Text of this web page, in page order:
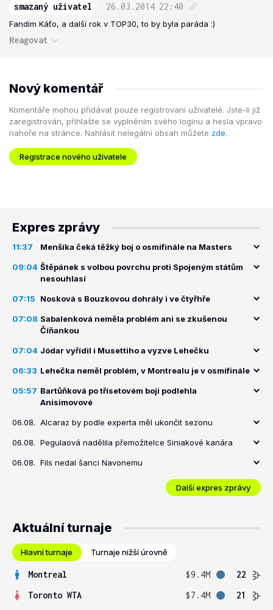
smazaný uživatel 26.03.2014 22:40
Fandim Káťo, a další rok v TOP30, to by byla paráda :)
Reagovat
Nový komentář
Komentáře mohou přidávat pouze registrovaní uživatelé. Jste-li již
zaregistrován, přihlašte se vyplněním svého loginu a hesla vpravo
nahoře na stránce. Nahlásit nelegální obsah můžete zde.
Registrace nového uživatele
Expres zprávy
11:37 Menšíka čeká těžký boj o osmifinále na Masters
09:04 Štěpánek s volbou povrchu proti Spojeným státům
nesouhlasí
07:15 Nosková s Bouzkovou dohrály i ve čtyřhře
07:08 Sabalenková neměla problém ani se zkušenou
Číňankou
07:04 Jódar vyřídil i Musettiho a vyzve Lehečku
06:33 Lehečka neměl problém, v Montrealu je v osmifinále
05:57 Bartůňková po třísetovém boji podlehla
Anisimovové
06.08. Alcaraz by podle experta měl ukončit sezonu
06.08. Pegulaová nadělila přemožitelce Siniakové kanára
06.08. Fils nedal šanci Navonemu
Další expres zprávy
Aktuální turnaje
Hlavní turnaje Turnaje nižší úrovně
Montreal $9.4M
22
Toronto WTA
$7.4M 21